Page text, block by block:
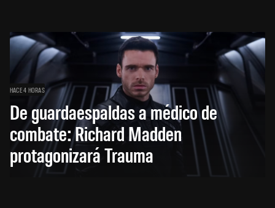
HACE 4 HORAS
De guardaespaldas a médico de
combate: Richard Madden
protagonizará Trauma